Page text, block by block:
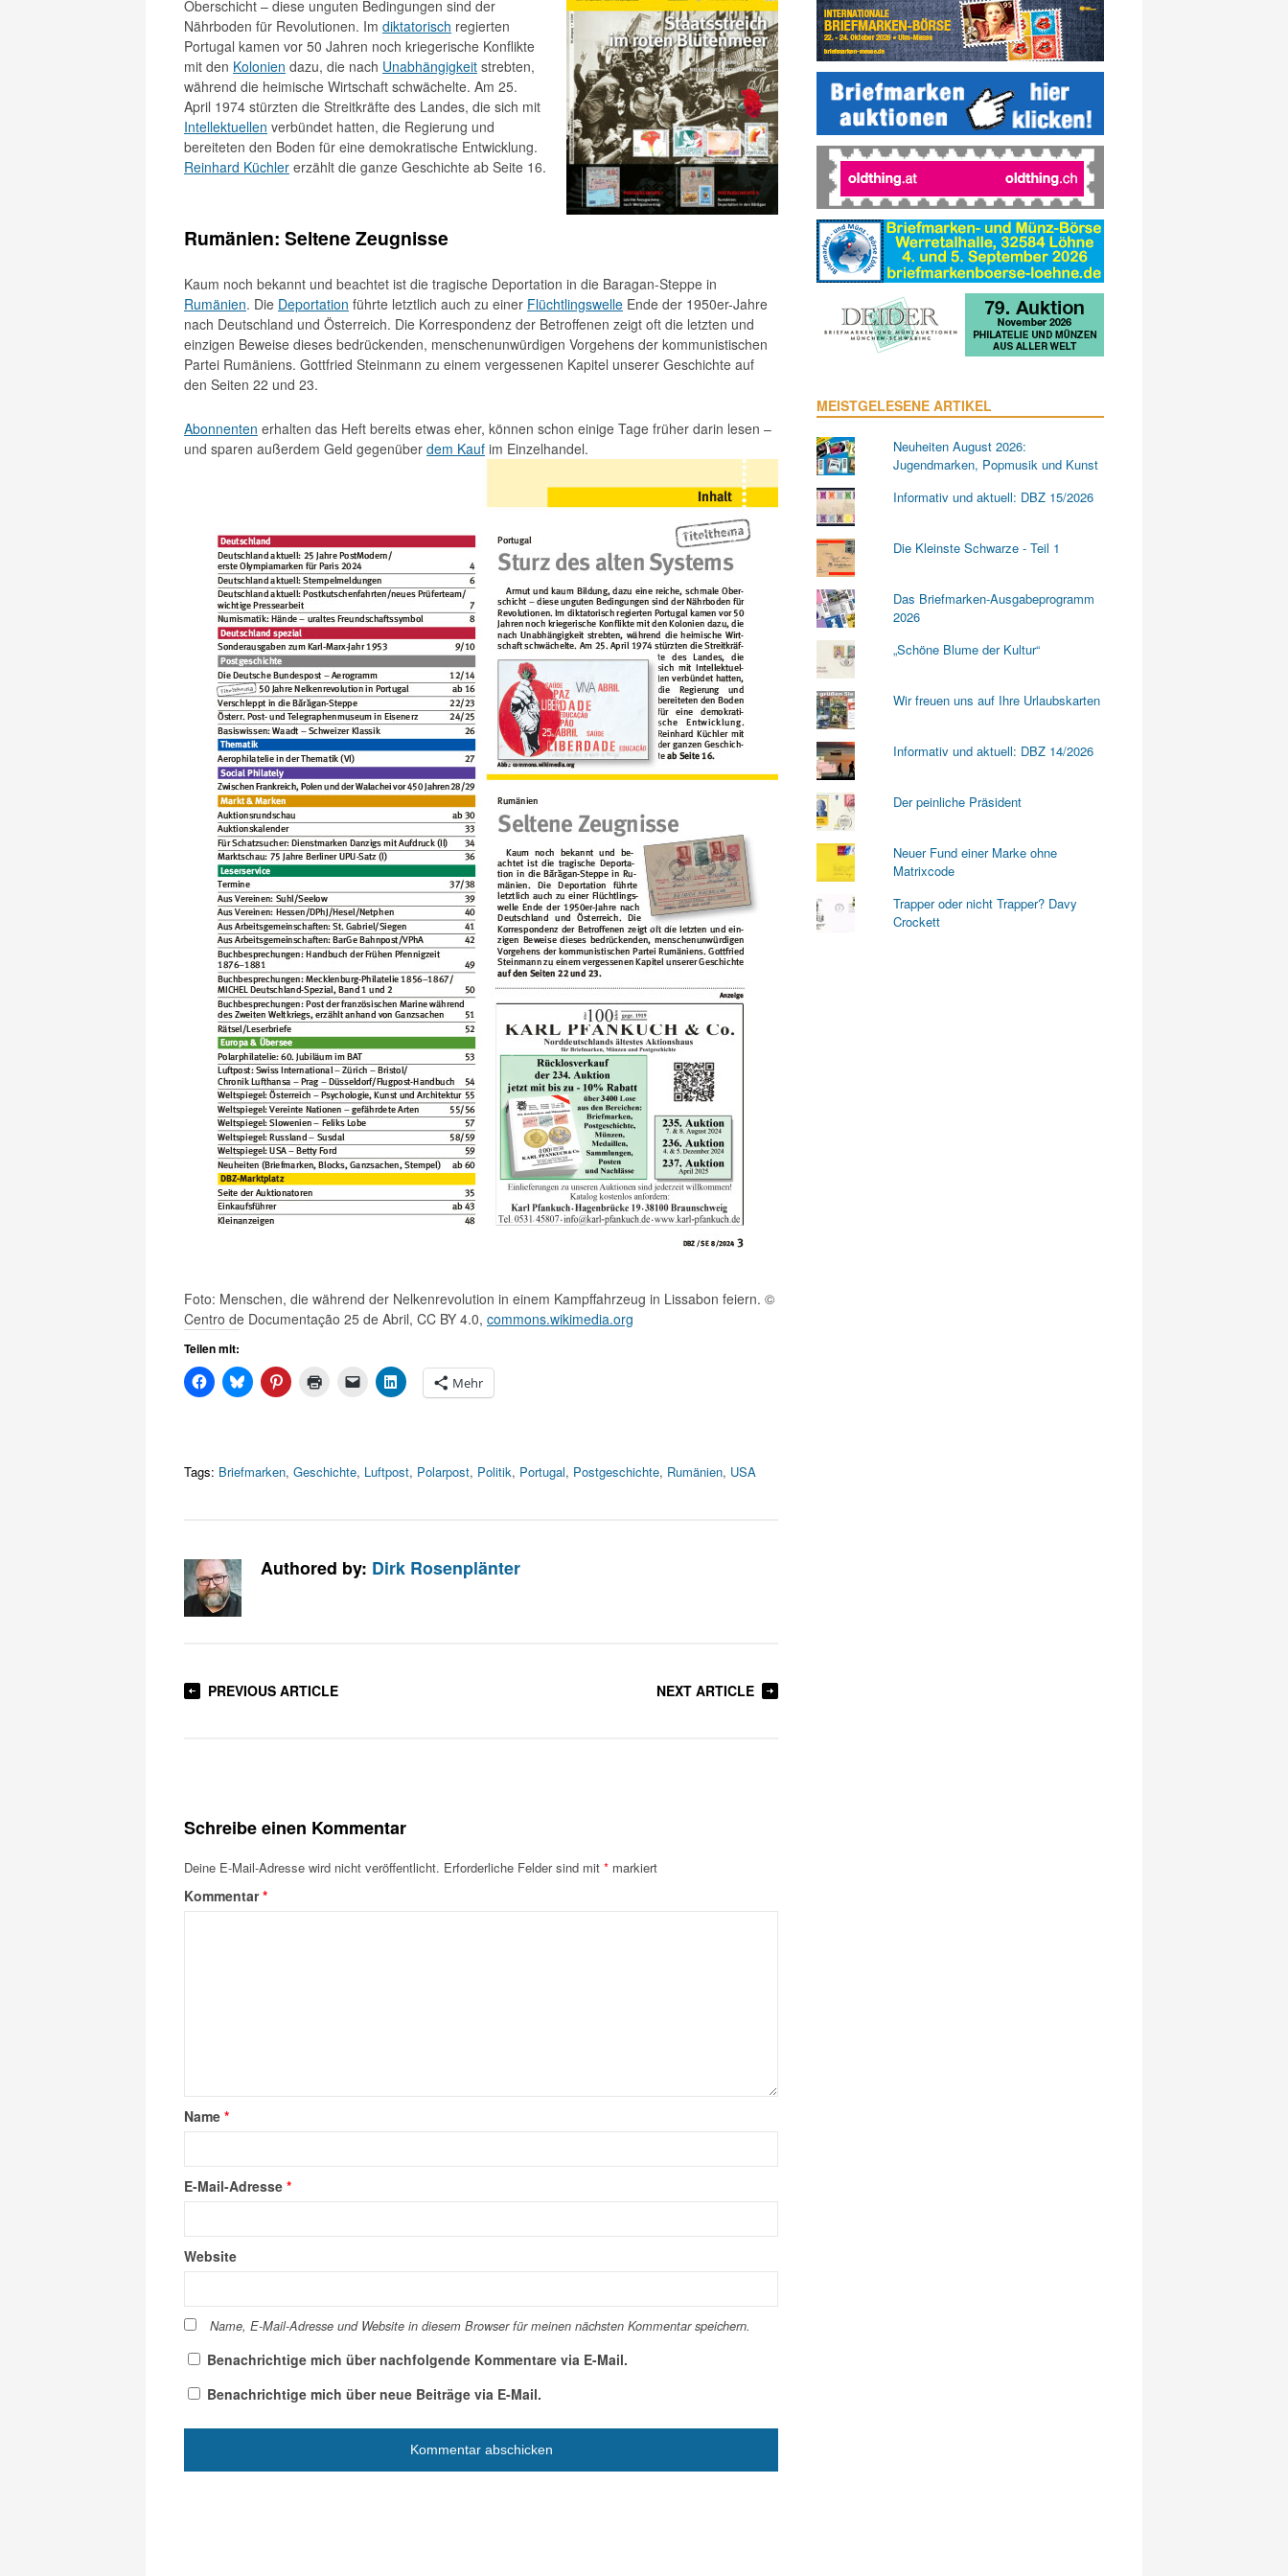
Oberschicht – diese unguten Bedingungen sind der
Nährboden für Revolutionen. Im diktatorisch regierten
Portugal kamen vor 50 Jahren noch kriegerische Konflikte
mit den Kolonien dazu, die nach Unabhängigkeit strebten,
während die heimische Wirtschaft schwächelte. Am 25.
April 1974 stürzten die Streitkräfte des Landes, die sich mit
Intellektuellen verbündet hatten, die Regierung und
bereiteten den Boden für eine demokratische Entwicklung.
Reinhard Küchler erzählt die ganze Geschichte ab Seite 16.
Rumänien: Seltene Zeugnisse
Kaum noch bekannt und beachtet ist die tragische Deporta­tion in die Baragan-Steppe in
Rumänien. Die Deportation führte letztlich auch zu einer Flüchtlingswelle Ende der 1950er-Jahre
nach Deutschland und Österreich. Die Korrespondenz der Betroffenen zeigt oft die letzten und
einzigen Beweise dieses bedrückenden, menschenunwürdigen Vorgehens der kommunistischen
Partei Rumäniens. Gottfried Steinmann zu einem vergessenen Kapitel unserer Geschichte auf
den Seiten 22 und 23.
Abonnenten erhalten das Heft bereits etwas eher, können schon einige Tage früher darin lesen –
und sparen außerdem Geld gegenüber dem Kauf im Einzelhandel.
Foto: Menschen, die während der Nelkenrevolution in einem Kampffahrzeug in Lissabon feiern. ©
Centro de Documentação 25 de Abril, CC BY 4.0, commons.wikimedia.org
Teilen mit:
Mehr
Tags: Briefmarken, Geschichte, Luftpost, Polarpost, Politik, Portugal, Postgeschichte, Rumänien, USA
Authored by: Dirk Rosenplänter
PREVIOUS ARTICLE NEXT ARTICLE
Schreibe einen Kommentar
Deine E-Mail-Adresse wird nicht veröffentlicht. Erforderliche Felder sind mit * markiert
Kommentar*
Name *
E-Mail-Adresse *
Website
Name, E-Mail-Adresse und Website in diesem Browser für meinen nächsten Kommentar speichern.
Benachrichtige mich über nachfolgende Kommentare via E-Mail.
Benachrichtige mich über neue Beiträge via E-Mail.
MEISTGELESENE ARTIKEL
Neuheiten August 2026:
Jugendmarken, Popmusik und Kunst
Informativ und aktuell: DBZ 15/2026
Die Kleinste Schwarze - Teil 1
Das Briefmarken-Ausgabeprogramm
2026
„Schöne Blume der Kultur“
Wir freuen uns auf Ihre Urlaubskarten
Informativ und aktuell: DBZ 14/2026
Der peinliche Präsident
Neuer Fund einer Marke ohne
Matrixcode
Trapper oder nicht Trapper? Davy
Crockett